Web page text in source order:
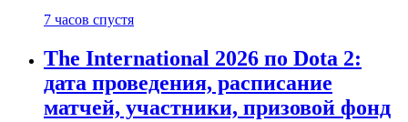
7 часов спустя
The International 2026 по Dota 2:
дата проведения, расписание
матчей, участники, призовой фонд